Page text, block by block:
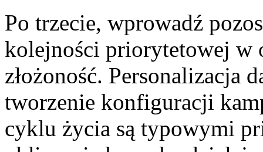
Po trzecie, wprowadź
kolejności priorytetowej w
złożoność. Personalizacja
tworzenie konfiguracji
cyklu życia są typowymi